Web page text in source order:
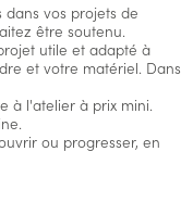
vos projets de
être soutenu.
utile et adapté à
et votre matériel. Dans
à l'atelier à prix mini.
ou progresser, en